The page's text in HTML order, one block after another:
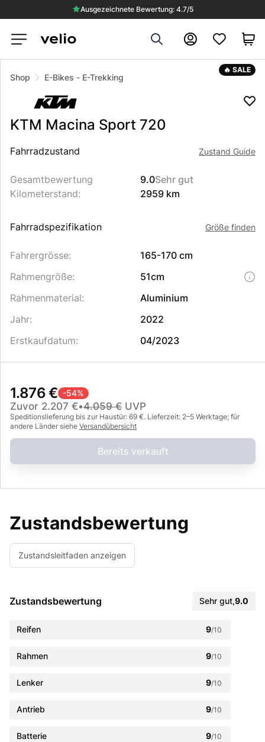
Ausgezeichnete Bewertung: 4.7/5
Search Konto
VERKAUFT 🔥 SALE
Shop E-Bikes - E-Trekking
KTM Macina Sport 720
Beschreibung des Produkts
Fahrradzustand Zustand Guide
Gesamtbewertung 9.0Sehr gut
Kilometerstand: 2959 km
Fahrradspezifikation Größe finden
Fahrergrösse:
165-170 cm
Rahmengröße:
51cm
Rahmenmaterial:
Aluminium
Jahr:
2022
Erstkaufdatum: 04/2023
1.876 € -54%
Zuvor 2.207 €•4.059 € UVP
Speditionslieferung bis zur Haustür: 69 €. Lieferzeit: 2–5 Werktage; für
andere Länder siehe Versandübersicht
Bereits verkauft
Zustandsbewertung
Zustandsleitfaden anzeigen
Zustandsbewertung Sehr gut,9.0
Reifen 9/10
Rahmen 9/10
Lenker 9/10
Antrieb 9/10
Batterie 9/10